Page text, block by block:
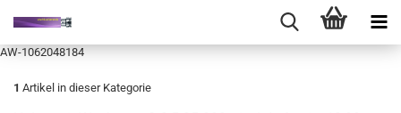
AW-1062048184
1 Artikel in dieser Kategorie